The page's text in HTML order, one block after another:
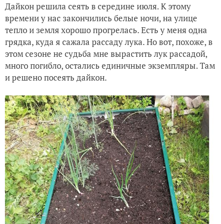
Дайкон решила сеять в середине июля. К этому
времени у нас закончились белые ночи, на улице
тепло и земля хорошо прогрелась. Есть у меня одна
грядка, куда я сажала рассаду лука. Но вот, похоже, в
этом сезоне не судьба мне вырастить лук рассадой,
много погибло, остались единичные экземпляры. Там
и решено посеять дайкон.